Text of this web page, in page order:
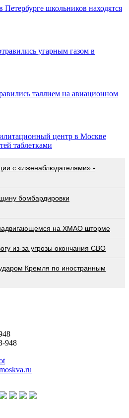
Петербурге школьников находятся
угарным газом в
таллием на авиационном
центр в Москве
таблетками
с «лженаблюдателями» -
бомбардировки
на ХМАО шторме
из-за угрозы окончания СВО
Кремля по иностранным
948